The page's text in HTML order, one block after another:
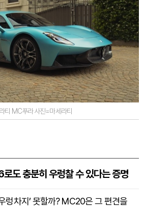
티 MC푸라 사진=마세라티
도 충분히 우렁찰 수 있다는 증명
렁차지’ 못할까? MC20은 그 편견을